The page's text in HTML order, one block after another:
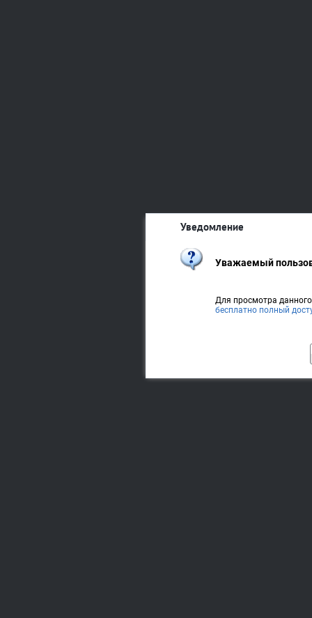
Уведомление
Уважаемый
Для просмотра
бесплатно полный